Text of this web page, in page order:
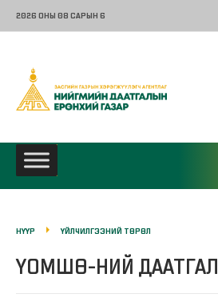
2026 ОНЫ 08 САРЫН 6
НҮҮР ҮЙЛЧИЛГЭЭНИЙ ТӨРӨЛ
ҮОМШӨ-НИЙ ДААТГАЛ